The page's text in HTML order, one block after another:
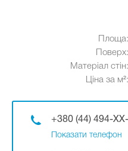
Площа:
Поверх:
Матеріал стін:
Ціна за м²:
+380 (44) 494-
Показати телефон